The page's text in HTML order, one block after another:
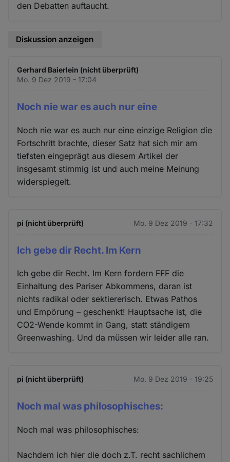
den Debatten auftaucht.
Diskussion anzeigen
Gerhard Baierlein (nicht überprüft)
Mo. 9 Dez 2019 - 17:04
Noch nie war es auch nur eine
Noch nie war es auch nur eine einzige Religion die
Fortschritt brachte, dieser Satz hat sich mir am
tiefsten eingeprägt aus diesem Artikel der
insgesamt stimmig ist und auch meine Meinung
widerspiegelt.
pi (nicht überprüft) Mo. 9 Dez 2019 - 17:32
Ich gebe dir Recht. Im Kern
Ich gebe dir Recht. Im Kern fordern FFF die
Einhaltung des Pariser Abkommens, daran ist
nichts radikal oder sektiererisch. Etwas Pathos
und Empörung – geschenkt! Hauptsache ist, die
CO2-Wende kommt in Gang, statt ständigem
Greenwashing. Und da müssen wir leider alle ran.
pi (nicht überprüft) Mo. 9 Dez 2019 - 19:25
Noch mal was philosophisches:
Noch mal was philosophisches:
Nachdem ich hier die doch z.T. recht sachlichem